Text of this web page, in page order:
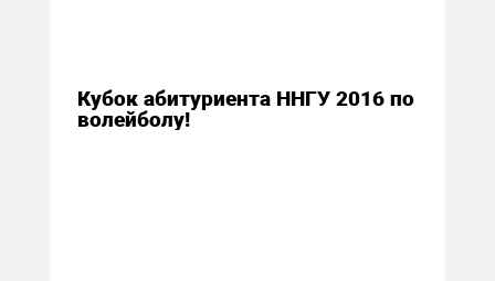
Кубок абитуриента ННГУ 2016 по
волейболу!